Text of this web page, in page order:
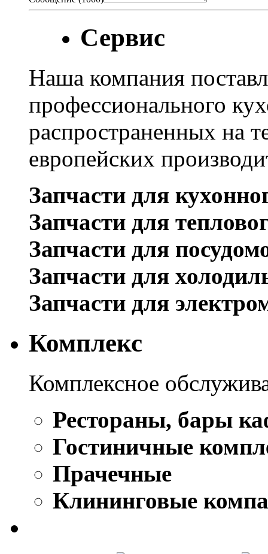
Сервис
Наша компания
профессионального
распространенных на
европейских
Запчасти для
Запчасти для
Запчасти для
Запчасти для
Запчасти для
Комплекс
Комплексное
Рестораны, бары
Гостиничные
Прачечные
Клининговые